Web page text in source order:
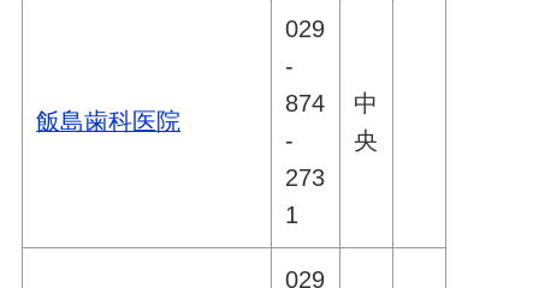
飯島歯科医院
029
-
874
-
273
1
中
央
029